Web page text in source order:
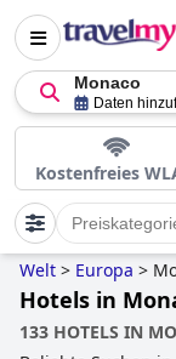
Monaco
Daten
Kostenfreies
Welt > Europa >
Hotels in
133 HOTELS IN